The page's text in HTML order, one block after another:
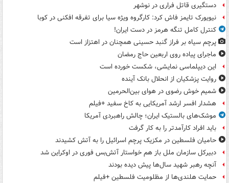
دستگیری قاتل فراری در نوشهر
نیویورک تایمز فاش کرد: کارگروه ویژه سیا برای تفرقه افکنی در کوبا
کنترل کامل تنگه هرمز در دست ایران!
پرچم سیاه بر فراز گنبد حسینی همچنان در اهتزاز است
ماجرای پیاده روی اربعین حاج رمضان
این دیپلماسی نمایشی، شکست خورده است
روایت پزشکیان از انحلال بانک آینده
شمیم خوش رضوی در هوای بین‌الحرمین
هشدار افسر ارشد آمریکایی به کاخ سفید +فیلم
موشک‌های بالستیک ایران؛ چالش راهبردی آمریکا
باید افراد کارآمدتر را به کار گرفت
حامیان فلسطین در مکزیک پرچم اسرائیل را به آتش کشیدند
دبیرکل سازمان ملل باز هم خواستار آتش‌بس فوری در اوکراین شد
آنچه رهبر شهید سال‌ها پیش دیده بودند
حمایت هلندی‌ها از مظلومیت فلسطین +فیلم